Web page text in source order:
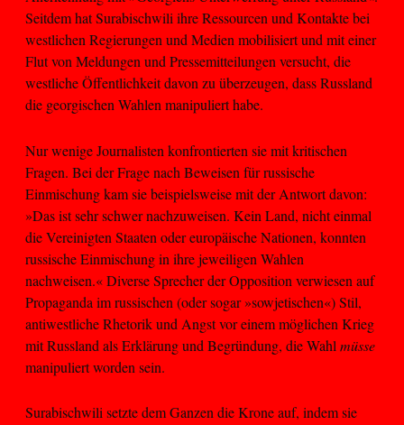
Seitdem hat Surabischwili ihre Ressourcen und Kontakte bei
westlichen Regierungen und Medien mobilisiert und mit einer
Flut von Meldungen und Pressemitteilungen versucht, die
westliche Öffentlichkeit davon zu überzeugen, dass Russland
die georgischen Wahlen manipuliert habe.
Nur wenige Journalisten konfrontierten sie mit kritischen
Fragen. Bei der Frage nach Beweisen für russische
Einmischung kam sie beispielsweise mit der Antwort davon:
»Das ist sehr schwer nachzuweisen. Kein Land, nicht einmal
die Vereinigten Staaten oder europäische Nationen, konnten
russische Einmischung in ihre jeweiligen Wahlen
nachweisen.« Diverse Sprecher der Opposition verwiesen auf
Propaganda im russischen (oder sogar »sowjetischen«) Stil,
antiwestliche Rhetorik und Angst vor einem möglichen Krieg
mit Russland als Erklärung und Begründung, die Wahl müsse
manipuliert worden sein.
Surabischwili setzte dem Ganzen die Krone auf, indem sie